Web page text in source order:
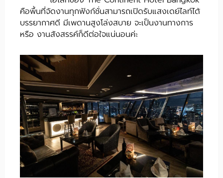
คือพื้นที่จัดงานทุกฟังก์ชั่นสามารถเปิดรับแสงเดย์ไลท์ได้
บรรยากาศดี มีเพดานสูงโล่งสบาย จะเป็นงานทางการ
หรือ งานสังสรรค์ก็ดีต่อใจแน่นอนค่ะ